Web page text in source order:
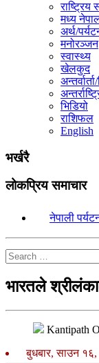
राष्ट्रिय
मध्य
अर्थ/
मनोरञ्जन
स्वास्थ्य
खेलकुद
भिडियो
राशिफल
English
भर्खरै
लोकप्रिय समाचार
नेपाली
भारतले
Kantipath
बुधबार, साउन